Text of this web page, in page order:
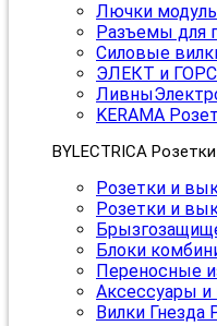
Лючки
Разъемы для
Силовые
ЭЛЕКТ и
KERAMA
BYLECTRICA
Розетки и
Розетки и
Блоки
Переносные
Аксессуары и
Вилки Гнезда